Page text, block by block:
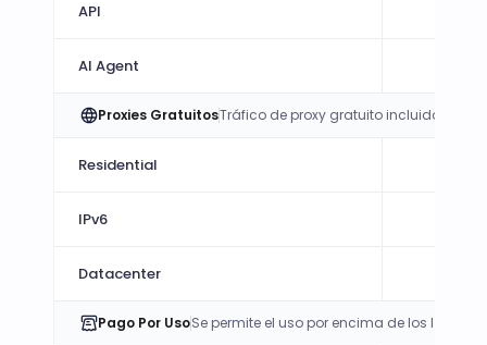
API
AI Agent
Proxies GratuitosTráfico de proxy gratuito incluido cada
Residential
IPv6
Datacenter
Pago Por UsoSe permite el uso por encima de los